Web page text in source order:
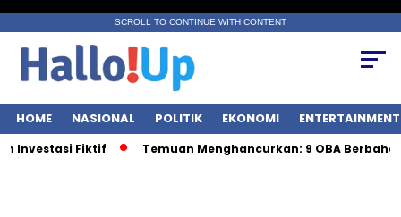
SCROLL TO CONTINUE WITH CONTENT
HOME NASIONAL POLITIK EKONOMI ENTERTAINMENT
Fiktif Temuan Menghancurkan: 9 OBA Berbahaya